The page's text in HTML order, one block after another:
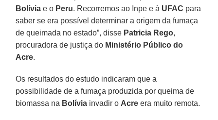
Bolívia e o Peru. Recorremos ao Inpe e à UFAC para
saber se era possível determinar a origem da fumaça
de queimada no estado”, disse Patricia Rego,
procuradora de justiça do Ministério Público do
Acre.
Os resultados do estudo indicaram que a
possibilidade de a fumaça produzida por queima de
biomassa na Bolívia invadir o Acre era muito remota.